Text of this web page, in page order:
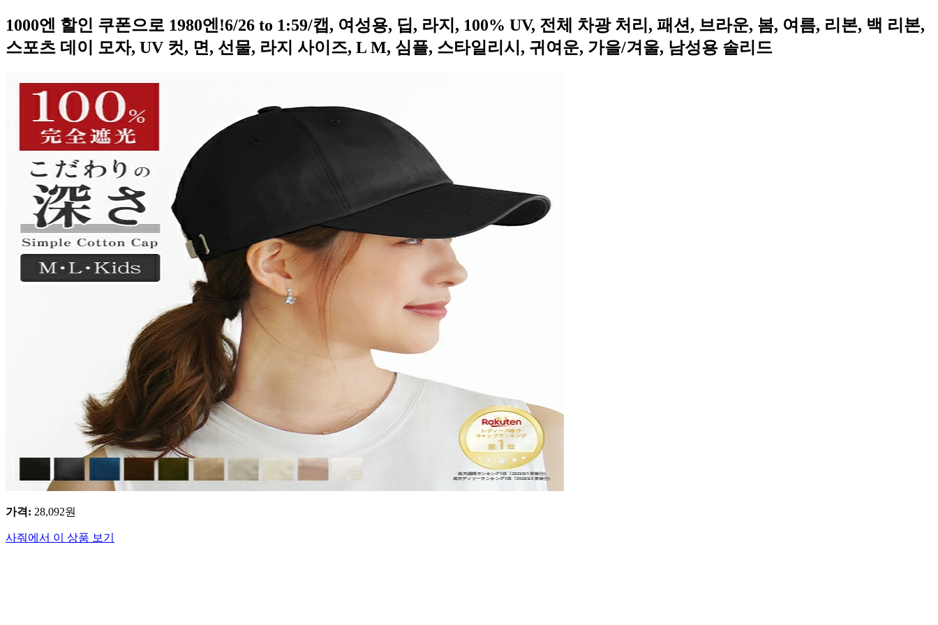
1000엔 할인 쿠폰으로 1980엔!6/26 to 1:59/캡, 여성용, 딥, 라지, 100% UV, 전체 차광 처리, 패션, 브라운, 봄, 여름, 리본, 백 리본,
스포츠 데이 모자, UV 컷, 면, 선물, 라지 사이즈, L M, 심플, 스타일리시, 귀여운, 가을/겨울, 남성용 솔리드
가격: 28,092원
사줘에서 이 상품 보기